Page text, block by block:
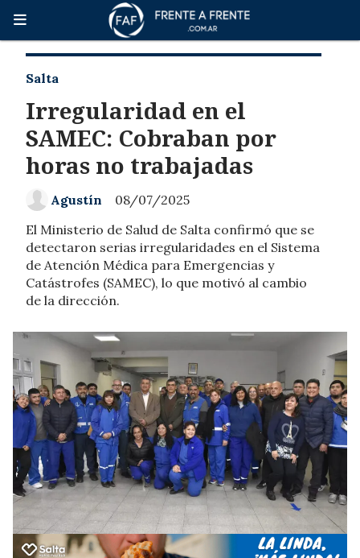
Irregularidad en el
SAMEC: Cobraban por
horas no trabajadas
El Ministerio de Salud de Salta confirmó que se
detectaron serias irregularidades en el Sistema
de Atención Médica para Emergencias y
Catástrofes (SAMEC), lo que motivó al cambio
de la dirección.
Salta
08/07/2025
Agustín